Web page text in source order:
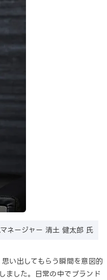
ネージャー 清土 健太郎 氏
い出してもらう瞬間を意図的
ました。日常の中でブランド